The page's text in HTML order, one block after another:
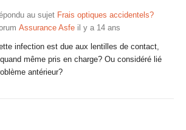
au sujet Frais optiques accidentels?
Assurance Asfe il y a 14 ans
infection est due aux lentilles de contact,
même pris en charge? Ou considéré lié
antérieur?